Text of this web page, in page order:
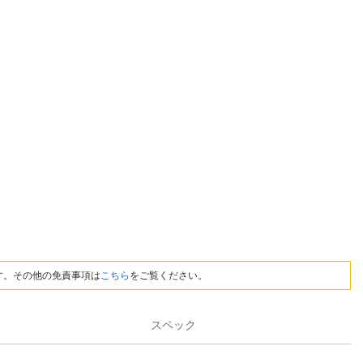
その他の免責事項はこちら をご覧ください。
スペック